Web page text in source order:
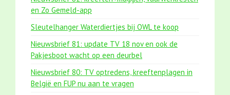
en Zo Gemeld-app
Sleutelhanger Waterdiertjes bij OWL te koop
Nieuwsbrief 81: update TV 18 nov en ook de
Pakjesboot wacht op een deurbel
Nieuwsbrief 80: TV optredens, kreeftenplagen in
België en FUP nu aan te vragen